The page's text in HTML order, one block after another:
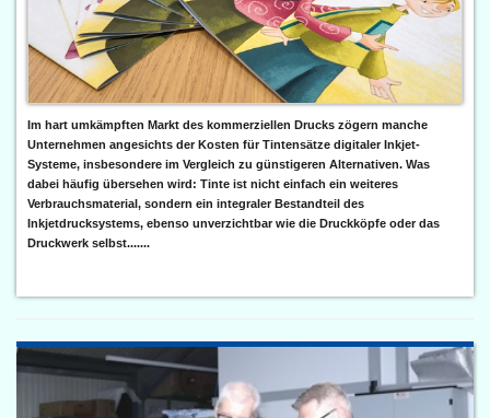
Im hart umkämpften Markt des kommerziellen Drucks zögern manche
Unternehmen angesichts der Kosten für Tintensätze digitaler Inkjet-
Systeme, insbesondere im Vergleich zu günstigeren Alternativen. Was
dabei häufig übersehen wird: Tinte ist nicht einfach ein weiteres
Verbrauchsmaterial, sondern ein integraler Bestandteil des
Inkjetdrucksystems, ebenso unverzichtbar wie die Druckköpfe oder das
Druckwerk selbst.......